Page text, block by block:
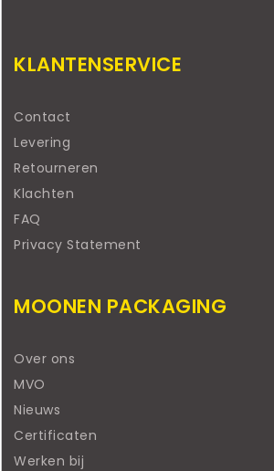
KLANTENSERVICE
Contact
Levering
Retourneren
Klachten
FAQ
Privacy Statement
MOONEN PACKAGING
Over ons
MVO
Nieuws
Certificaten
Werken bij